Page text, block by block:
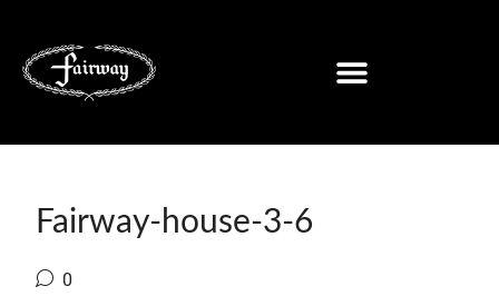
Fairway-house-3-6
0